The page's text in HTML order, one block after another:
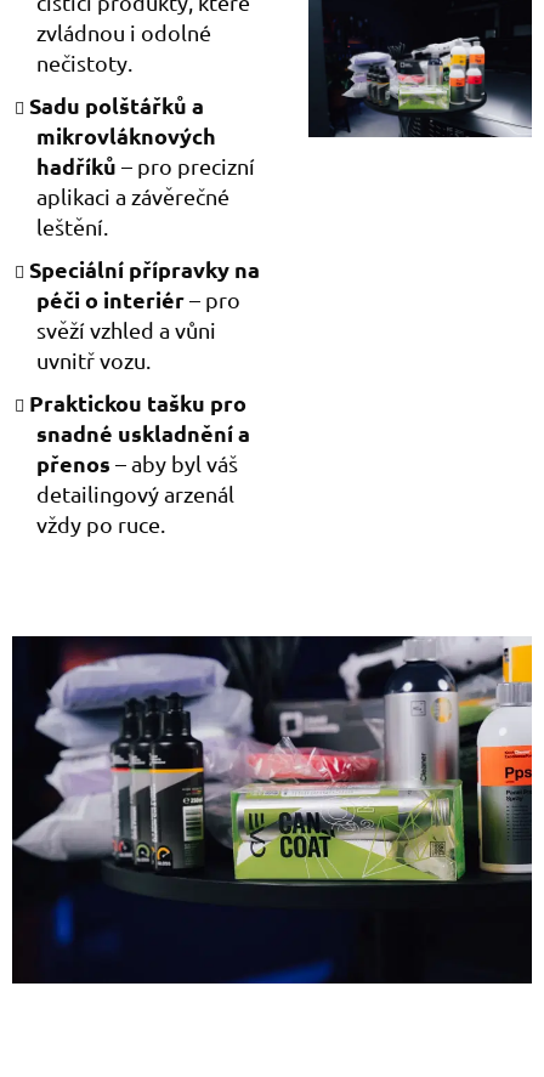
zvládnou i odolné
nečistoty.
Sadu polštářků a
mikrovláknových
hadříků – pro precizní
aplikaci a závěrečné
leštění.
Speciální přípravky na
péči o interiér– pro
svěží vzhled a vůni
uvnitř vozu.
Praktickou tašku pro
snadné uskladnění a
přenos – aby byl váš
detailingový arzenál
vždy po ruce.